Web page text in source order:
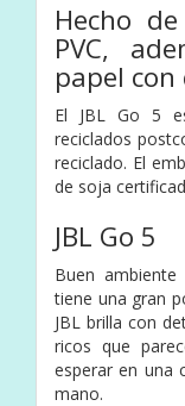
Hecho
PVC,
papel con
El JBL Go 5
reciclados
reciclado. El
de soja
JBL Go 5
Buen
tiene una gran
JBL brilla con
ricos que
esperar en una
mano.